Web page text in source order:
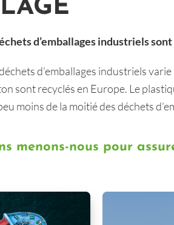
d’emballages industriels
d’emballages industriels
sont recyclés en Europe. Le
moins de la moitié des déchets
menons-nous pour